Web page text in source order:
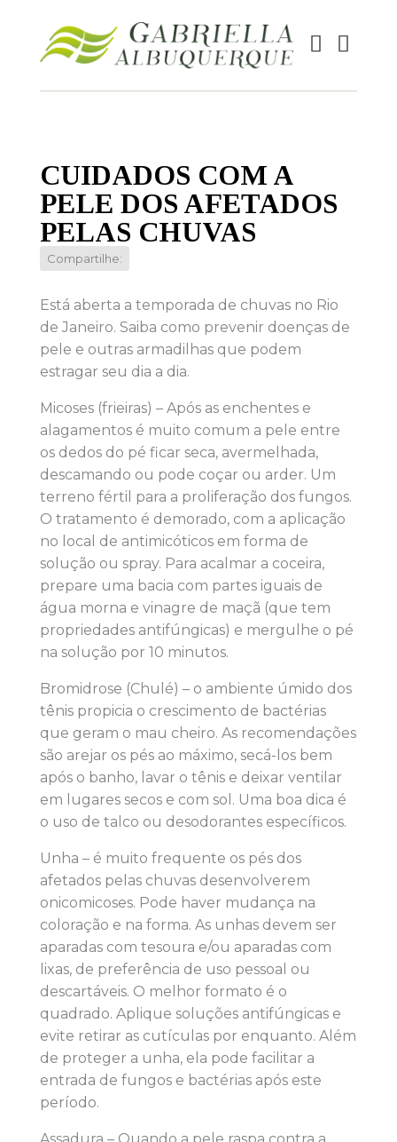
CUIDADOS COM A
PELE DOS AFETADOS
PELAS CHUVAS
Compartilhe:
Está aberta a temporada de chuvas no Rio
de Janeiro. Saiba como prevenir doenças de
pele e outras armadilhas que podem
estragar seu dia a dia.
Micoses (frieiras) – Após as enchentes e
alagamentos é muito comum a pele entre
os dedos do pé ficar seca, avermelhada,
descamando ou pode coçar ou arder. Um
terreno fértil para a proliferação dos fungos.
O tratamento é demorado, com a aplicação
no local de antimicóticos em forma de
solução ou spray. Para acalmar a coceira,
prepare uma bacia com partes iguais de
água morna e vinagre de maçã (que tem
propriedades antifúngicas) e mergulhe o pé
na solução por 10 minutos.
Bromidrose (Chulé) – o ambiente úmido dos
tênis propicia o crescimento de bactérias
que geram o mau cheiro. As recomendações
são arejar os pés ao máximo, secá-los bem
após o banho, lavar o tênis e deixar ventilar
em lugares secos e com sol. Uma boa dica é
o uso de talco ou desodorantes específicos.
Unha – é muito frequente os pés dos
afetados pelas chuvas desenvolverem
onicomicoses. Pode haver mudança na
coloração e na forma. As unhas devem ser
aparadas com tesoura e/ou aparadas com
lixas, de preferência de uso pessoal ou
descartáveis. O melhor formato é o
quadrado. Aplique soluções antifúngicas e
evite retirar as cutículas por enquanto. Além
de proteger a unha, ela pode facilitar a
entrada de fungos e bactérias após este
período.